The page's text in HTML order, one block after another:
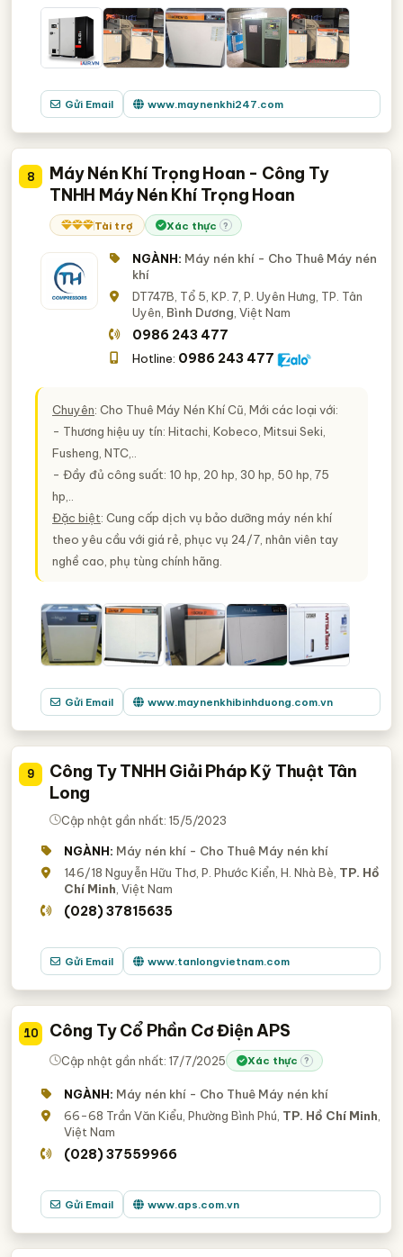
Gửi Email www.maynenkhi247.com
8
Máy Nén Khí Trọng Hoan - Công Ty
TNHH Máy Nén Khí Trọng Hoan
Tài trợ Xác thực ?
NGÀNH: Máy nén khí - Cho Thuê Máy nén
khí
DT747B, Tổ 5, KP. 7, P. Uyên Hưng, TP. Tân
Uyên, Bình Dương, Việt Nam
0986 243 477
Hotline: 0986 243 477
Chuyên: Cho Thuê Máy Nén Khí Cũ, Mới các loại với:
- Thương hiệu uy tín: Hitachi, Kobeco, Mitsui Seki,
Fusheng, NTC,..
- Đầy đủ công suất: 10 hp, 20 hp, 30 hp, 50 hp, 75
hp,..
Đặc biệt: Cung cấp dịch vụ bảo dưỡng máy nén khí
theo yêu cầu với giá rẻ, phục vụ 24/7, nhân viên tay
nghề cao, phụ tùng chính hãng.
Gửi Email www.maynenkhibinhduong.com.vn
9
Công Ty TNHH Giải Pháp Kỹ Thuật Tân
Long
Cập nhật gần nhất: 15/5/2023
NGÀNH: Máy nén khí - Cho Thuê Máy nén khí
146/18 Nguyễn Hữu Thơ, P. Phước Kiển, H. Nhà Bè, TP. Hồ
Chí Minh , Việt Nam
(028) 37815635
Gửi Email www.tanlongvietnam.com
10 Công Ty Cổ Phần Cơ Điện APS
Cập nhật gần nhất: 17/7/2025 Xác thực ?
NGÀNH: Máy nén khí - Cho Thuê Máy nén khí
66-68 Trần Văn Kiểu, Phường Bình Phú, TP. Hồ Chí Minh
Việt Nam
(028) 37559966
Gửi Email www.aps.com.vn